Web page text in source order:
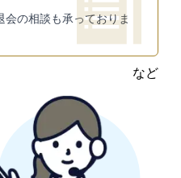
の相談も承っておりま
など